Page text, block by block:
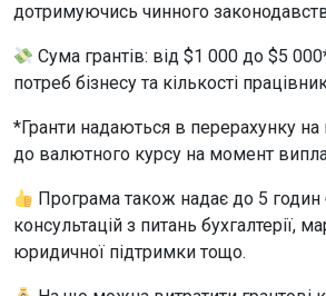
дотримуючись чинного
Сума грантів: від $1 000 до $5
потреб бізнесу та кількості
*Гранти надаються в перерахунку на
до валютного курсу на момент
Програма також надає до 5 годин
консультацій з питань бухгалтерії,
юридичної підтримки тощо.